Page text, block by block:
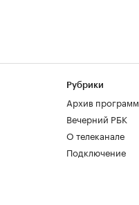
Рубрики
Архив программ
Вечерний РБК
О телеканале
Подключение